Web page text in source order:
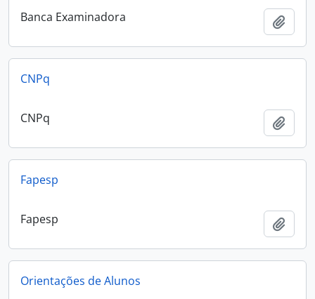
Banca Examinadora
CNPq
CNPq
Fapesp
Fapesp
Orientações de Alunos